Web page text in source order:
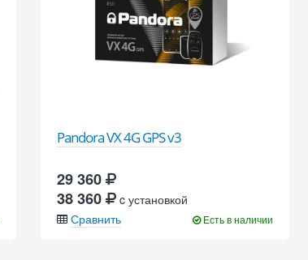
Pandora VX 4G GPS v3
29 360
38 360
c установкой
Сравнить
Есть в наличии